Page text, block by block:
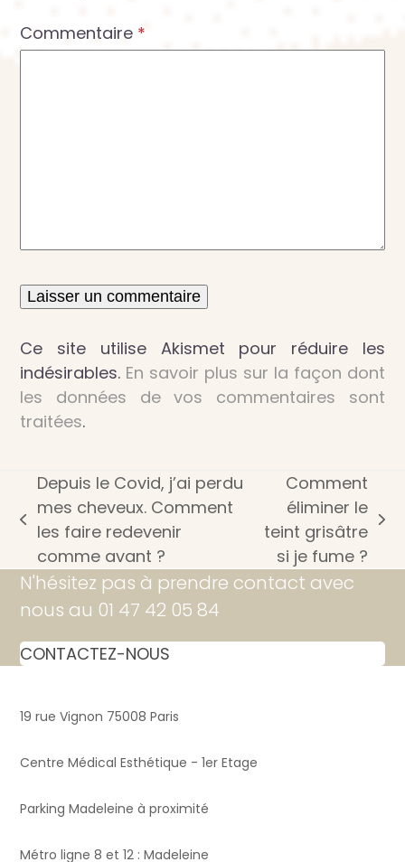
Commentaire *
Ce site utilise Akismet pour réduire les
indésirables. En savoir plus sur la façon dont
les données de vos commentaires sont
traitées.
previous
post:
Depuis le Covid, j’ai perdu
mes cheveux. Comment
les faire redevenir
comme avant ?
next
post:
Comment
éliminer le
teint grisâtre
si je fume ?
N'hésitez pas à prendre contact avec
nous au 01 47 42 05 84
CONTACTEZ-NOUS
19 rue Vignon 75008 Paris
Centre Médical Esthétique - 1er Etage
Parking Madeleine à proximité
Métro ligne 8 et 12 : Madeleine